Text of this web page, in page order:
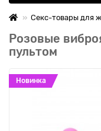
Секс-товары для
Розовые
пультом
Новинка